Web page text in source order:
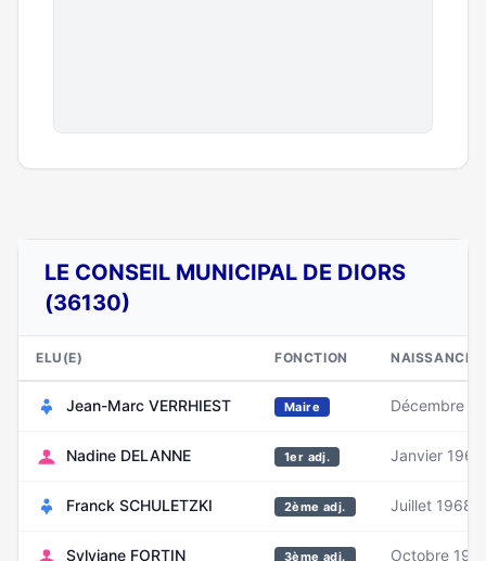
LE CONSEIL MUNICIPAL DE DIORS
(36130)
ELU(E) FONCTION NAISSANCE
Jean-Marc VERRHIEST Maire Décembre
Nadine DELANNE 1er adj. Janvier 1963
Franck SCHULETZKI 2ème adj. Juillet 1968
Sylviane FORTIN 3ème adj. Octobre